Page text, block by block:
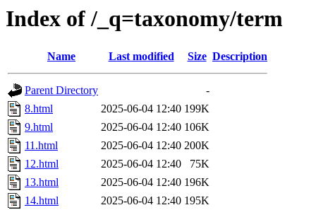
Index of /_q=taxonomy/term
Name Last modified Size Description
Parent Directory
-
8.html
2025-06-04 12:40 199K
9.html
2025-06-04 12:40 106K
11.html
2025-06-04 12:40 200K
12.html
2025-06-04 12:40
75K
13.html
2025-06-04 12:40 196K
14.html
2025-06-04 12:40 195K